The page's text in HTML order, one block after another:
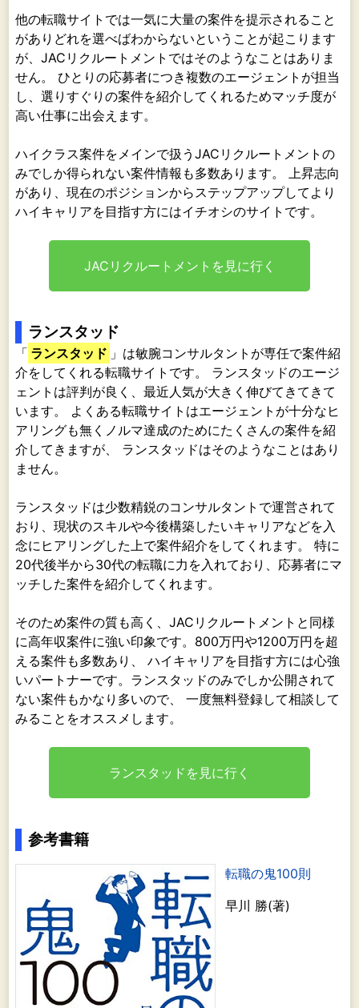
他の転職サイトでは一気に大量の案件を提示されること
がありどれを選べばわからないということが起こります
が、JACリクルートメントではそのようなことはありま
せん。 ひとりの応募者につき複数のエージェントが担当
し、選りすぐりの案件を紹介してくれるためマッチ度が
高い仕事に出会えます。
ハイクラス案件をメインで扱うJACリクルートメントの
みでしか得られない案件情報も多数あります。 上昇志向
があり、現在のポジションからステップアップしてより
ハイキャリアを目指す方にはイチオシのサイトです。
JACリクルートメントを見に行く
ランスタッド
「 ランスタッド 」は敏腕コンサルタントが専任で案件紹
介をしてくれる転職サイトです。 ランスタッドのエージ
ェントは評判が良く、最近人気が大きく伸びてきてきて
います。 よくある転職サイトはエージェントが十分なヒ
アリングも無くノルマ達成のためにたくさんの案件を紹
介してきますが、 ランスタッドはそのようなことはあり
ません。
ランスタッドは少数精鋭のコンサルタントで運営されて
おり、現状のスキルや今後構築したいキャリアなどを入
念にヒアリングした上で案件紹介をしてくれます。 特に
20代後半から30代の転職に力を入れており、応募者にマ
ッチした案件を紹介してくれます。
そのため案件の質も高く、JACリクルートメントと同様
に高年収案件に強い印象です。800万円や1200万円を超
える案件も多数あり、 ハイキャリアを目指す方には心強
いパートナーです。ランスタッドのみでしか公開されて
ない案件もかなり多いので、 一度無料登録して相談して
みることをオススメします。
ランスタッドを見に行く
参考書籍
転職の鬼100則
早川 勝(著)